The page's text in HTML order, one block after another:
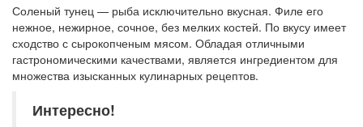
Соленый тунец — рыба исключительно вкусная. Филе его
нежное, нежирное, сочное, без мелких костей. По вкусу имеет
сходство с сырокопченым мясом. Обладая отличными
гастрономическими качествами, является ингредиентом для
множества изысканных кулинарных рецептов.
Интересно!